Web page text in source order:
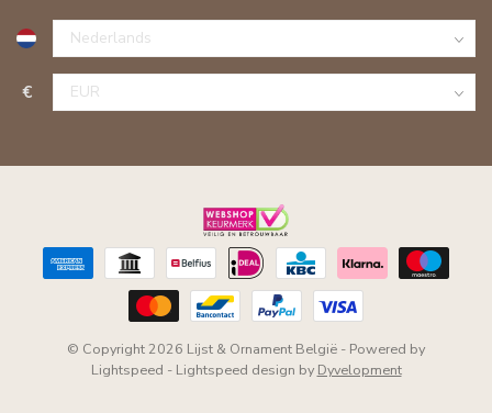
€
© Copyright 2026 Lijst & Ornament België - Powered by
Lightspeed - Lightspeed design by Dyvelopment